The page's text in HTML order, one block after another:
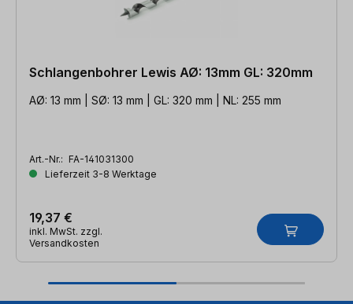
Schlangenbohrer Lewis AØ: 13mm GL: 320mm
AØ: 13 mm | SØ: 13 mm | GL: 320 mm | NL: 255 mm
Art.-Nr.: FA-141031300
Lieferzeit 3-8 Werktage
19,37 €
inkl. MwSt. zzgl.
Versandkosten